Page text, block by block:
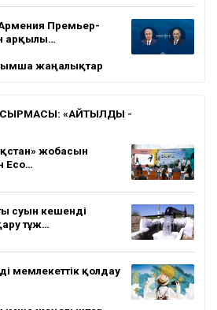
Премьер-
арқылы…
жаңалықтар
«АЙТЫЛДЫ -
жобасын
Eco…
суын кешенді
тұж…
мемлекеттік қолдау